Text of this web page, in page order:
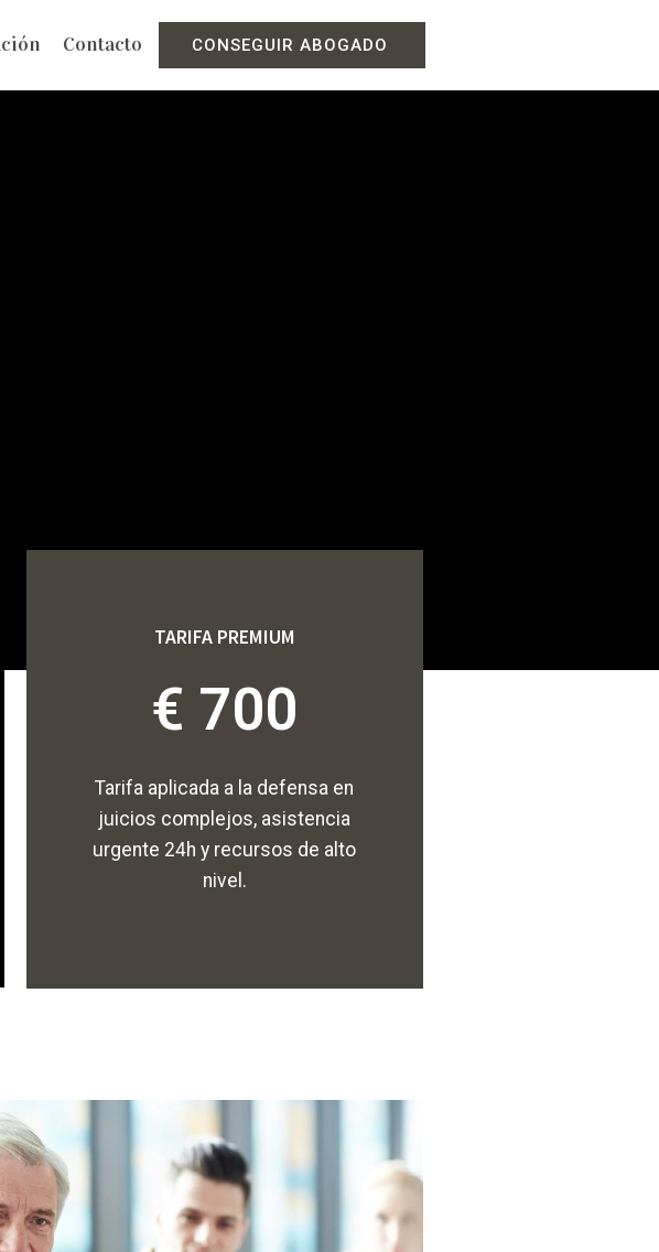
Contacto CONSEGUIR ABOGADO
TARIFA PREMIUM
€ 700
Tarifa aplicada a la defensa en
juicios complejos, asistencia
urgente 24h y recursos de alto
nivel.